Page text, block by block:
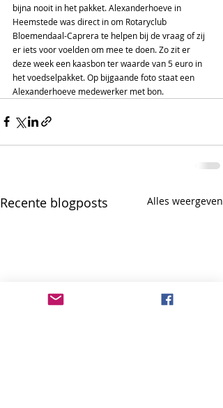
bijna nooit in het pakket. Alexanderhoeve in
Heemstede was direct in om Rotaryclub
Bloemendaal-Caprera te helpen bij de vraag of zij
er iets voor voelden om mee te doen. Zo zit er
deze week een kaasbon ter waarde van 5 euro in
het voedselpakket. Op bijgaande foto staat een
Alexanderhoeve medewerker met bon.
Recente blogposts Alles weergeven